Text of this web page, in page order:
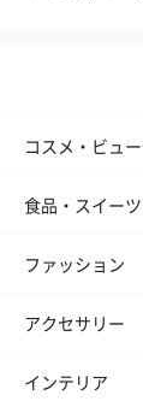
コスメ・ビュ
食品・スイーツ
ファッション
アクセサリー
インテリア